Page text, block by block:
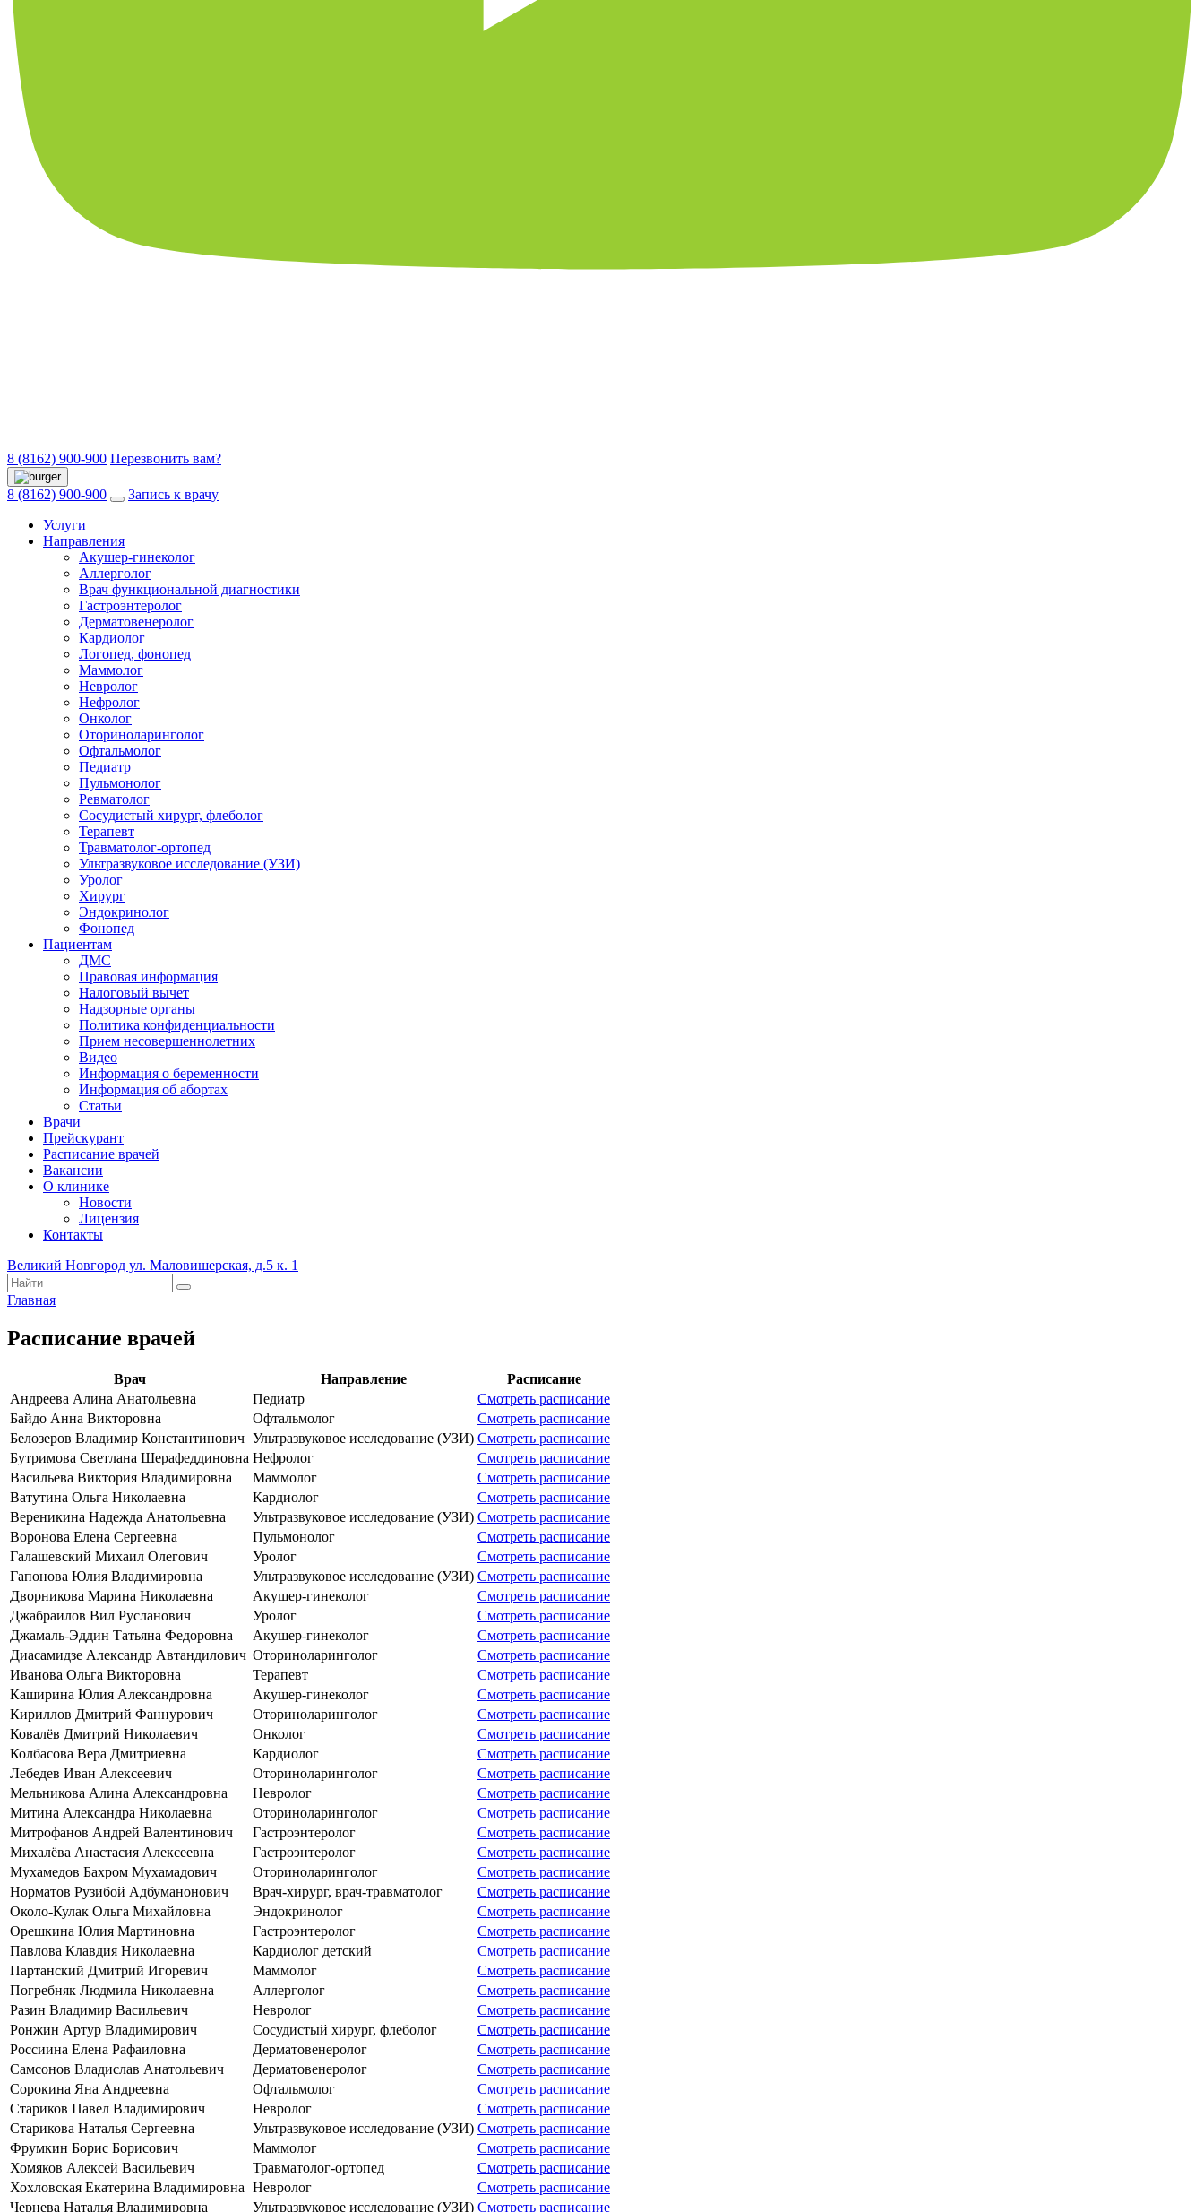
8 (8162) 900-900 Перезвонить вам?
8 (8162) 900-900
Запись к врачу
Услуги
Направления
Акушер-гинеколог
Аллерголог
Врач функциональной диагностики
Гастроэнтеролог
Дерматовенеролог
Кардиолог
Логопед, фонопед
Маммолог
Невролог
Нефролог
Онколог
Оториноларинголог
Офтальмолог
Педиатр
Пульмонолог
Ревматолог
Сосудистый хирург, флеболог
Терапевт
Травматолог-ортопед
Ультразвуковое исследование (УЗИ)
Уролог
Хирург
Эндокринолог
Фонопед
Пациентам
ДМС
Правовая информация
Налоговый вычет
Надзорные органы
Политика конфиденциальности
Прием несовершеннолетних
Видео
Информация о беременности
Информация об абортах
Статьи
Врачи
Прейскурант
Расписание врачей
Вакансии
О клинике
Новости
Лицензия
Контакты
Великий Новгород ул. Маловишерская, д.5 к. 1
Главная
Расписание врачей
Врач Направление
Расписание
Андреева Алина Анатольевна
Педиатр
Смотреть расписание
Байдо Анна Викторовна
Офтальмолог
Смотреть расписание
Белозеров Владимир Константинович Ультразвуковое исследование (УЗИ) Смотреть расписание
Бутримова Светлана Шерафеддиновна Нефролог
Смотреть расписание
Васильева Виктория Владимировна
Маммолог
Смотреть расписание
Ватутина Ольга Николаевна
Кардиолог
Смотреть расписание
Вереникина Надежда Анатольевна
Ультразвуковое исследование (УЗИ) Смотреть расписание
Воронова Елена Сергеевна
Пульмонолог
Смотреть расписание
Галашевский Михаил Олегович
Уролог
Смотреть расписание
Гапонова Юлия Владимировна
Ультразвуковое исследование (УЗИ) Смотреть расписание
Дворникова Марина Николаевна
Акушер-гинеколог
Смотреть расписание
Джабраилов Вил Русланович
Уролог
Смотреть расписание
Джамаль-Эддин Татьяна Федоровна
Акушер-гинеколог
Смотреть расписание
Диасамидзе Александр Автандилович Оториноларинголог
Смотреть расписание
Иванова Ольга Викторовна
Терапевт
Смотреть расписание
Каширина Юлия Александровна
Акушер-гинеколог
Смотреть расписание
Кириллов Дмитрий Фаннурович
Оториноларинголог
Смотреть расписание
Ковалёв Дмитрий Николаевич
Онколог
Смотреть расписание
Колбасова Вера Дмитриевна
Кардиолог
Смотреть расписание
Лебедев Иван Алексеевич
Оториноларинголог
Смотреть расписание
Мельникова Алина Александровна
Невролог
Смотреть расписание
Митина Александра Николаевна
Оториноларинголог
Смотреть расписание
Митрофанов Андрей Валентинович
Гастроэнтеролог
Смотреть расписание
Михалёва Анастасия Алексеевна
Гастроэнтеролог
Смотреть расписание
Мухамедов Бахром Мухамадович
Оториноларинголог
Смотреть расписание
Норматов Рузибой Адбуманонович
Врач-хирург, врач-травматолог
Смотреть расписание
Около-Кулак Ольга Михайловна
Эндокринолог
Смотреть расписание
Орешкина Юлия Мартиновна
Гастроэнтеролог
Смотреть расписание
Павлова Клавдия Николаевна
Кардиолог детский
Смотреть расписание
Партанский Дмитрий Игоревич
Маммолог
Смотреть расписание
Погребняк Людмила Николаевна
Аллерголог
Смотреть расписание
Разин Владимир Васильевич
Невролог
Смотреть расписание
Ронжин Артур Владимирович
Сосудистый хирург, флеболог
Смотреть расписание
Россиина Елена Рафаиловна
Дерматовенеролог
Смотреть расписание
Самсонов Владислав Анатольевич
Дерматовенеролог
Смотреть расписание
Сорокина Яна Андреевна
Офтальмолог
Смотреть расписание
Стариков Павел Владимирович
Невролог
Смотреть расписание
Старикова Наталья Сергеевна
Ультразвуковое исследование (УЗИ) Смотреть расписание
Фрумкин Борис Борисович
Маммолог
Смотреть расписание
Хомяков Алексей Васильевич
Травматолог-ортопед
Смотреть расписание
Хохловская Екатерина Владимировна Невролог
Смотреть расписание
Чернева Наталья Владимировна
Ультразвуковое исследование (УЗИ) Смотреть расписание